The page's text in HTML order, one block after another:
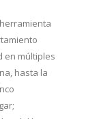
en múltiples
hasta la